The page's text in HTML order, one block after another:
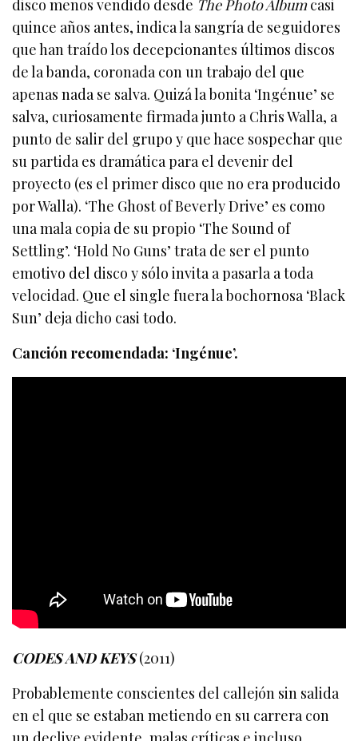
disco menos vendido desde The Photo Albumcasi
quince años antes, indica la sangría de seguidores
que han traído los decepcionantes últimos discos
de la banda, coronada con un trabajo del que
apenas nada se salva. Quizá la bonita ‘Ingénue’ se
salva, curiosamente firmada junto a Chris Walla, a
punto de salir del grupo y que hace sospechar que
su partida es dramática para el devenir del
proyecto (es el primer disco que no era producido
por Walla). ‘The Ghost of Beverly Drive’ es como
una mala copia de su propio ‘The Sound of
Settling’. ‘Hold No Guns’ trata de ser el punto
emotivo del disco y sólo invita a pasarla a toda
velocidad. Que el single fuera la bochornosa ‘Black
Sun’ deja dicho casi todo.
Canción recomendada: ‘Ingénue’.
CODES AND KEYS(2011)
Probablemente conscientes del callejón sin salida
en el que se estaban metiendo en su carrera con